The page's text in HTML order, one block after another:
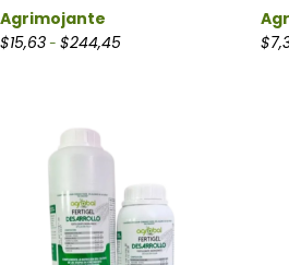
Agrimojante
$15,63- $244,45Rango de precios: desde
$